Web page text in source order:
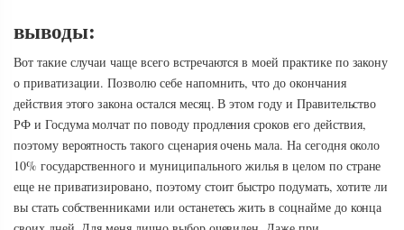
выводы:
Вот такие случаи чаще всего встречаются в моей практике по закону
о приватизации. Позволю себе напомнить, что до окончания
действия этого закона остался месяц. В этом году и Правительство
РФ и Госдума молчат по поводу продления сроков его действия,
поэтому вероятность такого сценария очень мала. На сегодня около
10% государственного и муниципального жилья в целом по стране
еще не приватизировано, поэтому стоит быстро подумать, хотите ли
вы стать собственниками или останетесь жить в соцнайме до конца